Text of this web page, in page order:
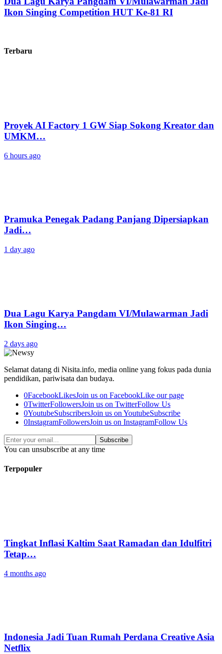
Ikon Singing Competition HUT Ke-81 RI
Terbaru
Proyek AI Factory 1 GW Siap Sokong Kreator dan
UMKM…
6 hours ago
Pramuka Penegak Padang Panjang Dipersiapkan
Jadi…
1 day ago
Dua Lagu Karya Pangdam VI/Mulawarman Jadi
Ikon Singing…
2 days ago
Selamat datang di Nisita.info, media online yang fokus pada dunia
pendidikan, pariwisata dan budaya.
0FacebookLikesJoin us on FacebookLike our page
0TwitterFollowersJoin us on TwitterFollow Us
0YoutubeSubscribersJoin us on YoutubeSubscribe
0InstagramFollowersJoin us on InstagramFollow Us
Subscribe
You can unsubscribe at any time
Terpopuler
Tingkat Inflasi Kaltim Saat Ramadan dan Idulfitri
Tetap…
4 months ago
Indonesia Jadi Tuan Rumah Perdana Creative Asia
Netflix